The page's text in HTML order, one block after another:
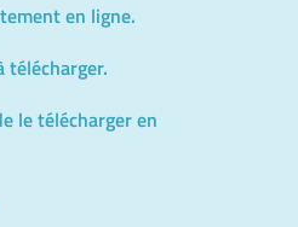
en ligne.
télécharger.
le télécharger en